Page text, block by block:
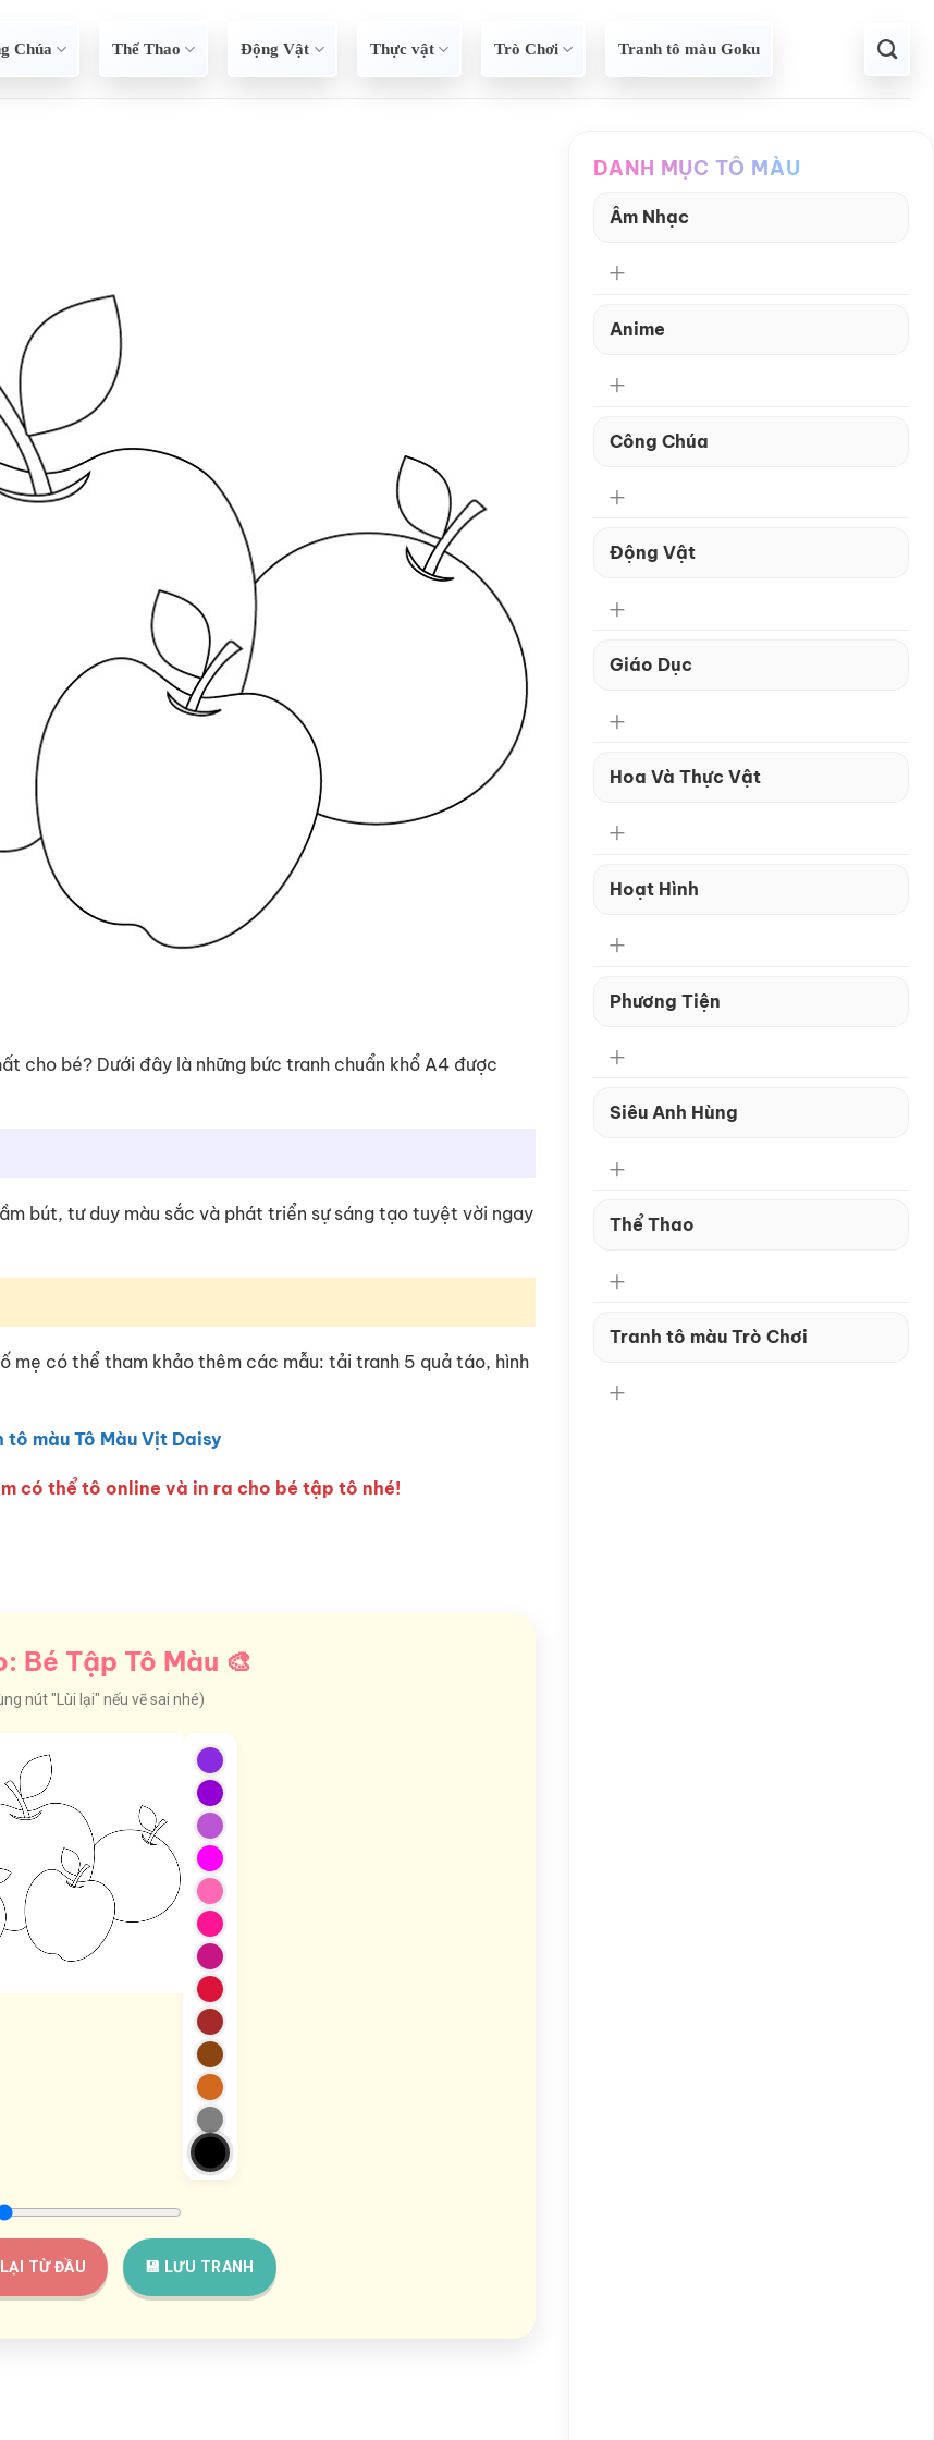
Chúa Thể Thao Động Vật Thực vật Trò Chơi Tranh tô màu Goku
cho bé? Dưới đây là những bức tranh chuẩn khổ A4 được
bút, tư duy màu sắc và phát triển sự sáng tạo tuyệt vời ngay
mẹ có thể tham khảo thêm các mẫu: tải tranh 5 quả táo, hình
tô màu Tô Màu Vịt Daisy
có thể tô online và in ra cho bé tập tô nhé!
Bé Tập Tô Màu 🎨
nút "Lùi lại" nếu vẽ sai nhé)
LẠI TỪ ĐẦU 💾 LƯU TRANH
DANH MỤC TÔ MÀU
Âm Nhạc
Anime
Công Chúa
Động Vật
Giáo Dục
Hoa Và Thực Vật
Hoạt Hình
Phương Tiện
Siêu Anh Hùng
Thể Thao
Tranh tô màu Trò Chơi